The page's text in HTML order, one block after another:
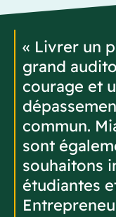
« Livrer un
grand
courage et
commun.
sont
souhaitons
étudiantes